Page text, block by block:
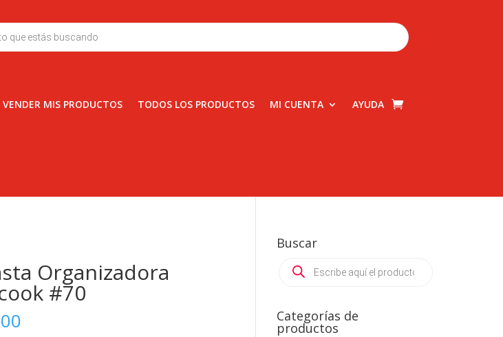
VENDER MIS PRODUCTOS TODOS LOS PRODUCTOS MI CUENTA AYUDA
Organizadora
#70
Buscar
Products
search
Categorías de
productos